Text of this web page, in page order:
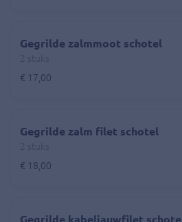
Gegrilde zalmmoot schotel
€ 17,00
Gegrilde zalm filet schotel
€ 18,00
Gegrilde kabeljauwfilet schotel